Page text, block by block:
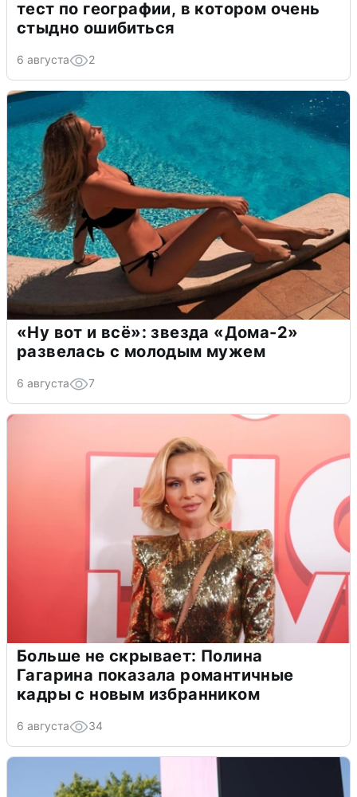
тест по географии, в котором очень
стыдно ошибиться
6 августа 2
«Ну вот и всё»: звезда «Дома-2»
развелась с молодым мужем
6 августа 7
Больше не скрывает: Полина
Гагарина показала романтичные
кадры с новым избранником
6 августа 34